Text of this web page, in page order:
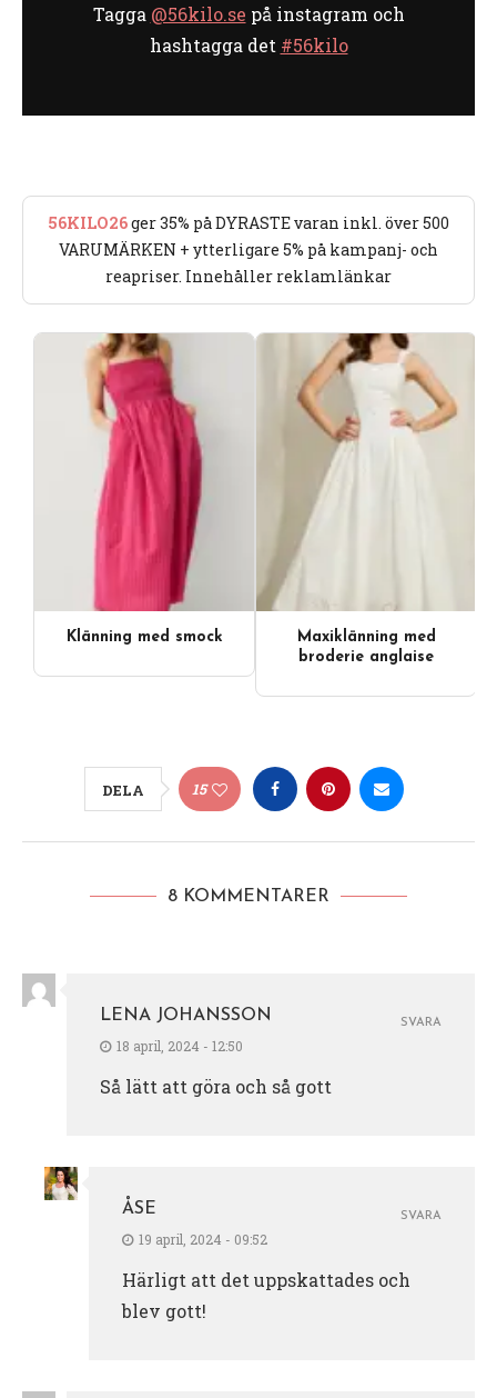
Tagga @56kilo.se på instagram och
hashtagga det #56kilo
56KILO26ger 35% på DYRASTE varan inkl. över 500
VARUMÄRKEN + ytterligare 5% på kampanj- och
reapriser. Innehåller reklamlänkar
Klänning med smock
Maxiklänning med
broderie anglaise
DELA 15
8 KOMMENTARER
LENA JOHANSSON
18 april, 2024 - 12:50
Så lätt att göra och så gott
SVARA
ÅSE
19 april, 2024 - 09:52
Härligt att det uppskattades och
blev gott!
SVARA